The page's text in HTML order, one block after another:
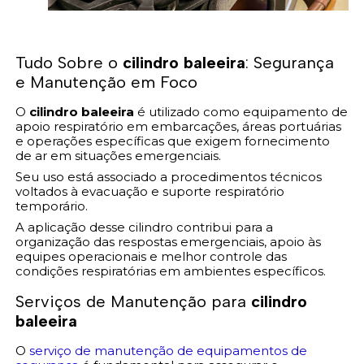
Tudo Sobre o cilindro baleeira: Segurança
e Manutenção em Foco
O cilindro baleeira é utilizado como equipamento de
apoio respiratório em embarcações, áreas portuárias
e operações específicas que exigem fornecimento
de ar em situações emergenciais.
Seu uso está associado a procedimentos técnicos
voltados à evacuação e suporte respiratório
temporário.
A aplicação desse cilindro contribui para a
organização das respostas emergenciais, apoio às
equipes operacionais e melhor controle das
condições respiratórias em ambientes específicos.
Serviços de Manutenção para cilindro
baleeira
Oserviço de manutenção de equipamentos de